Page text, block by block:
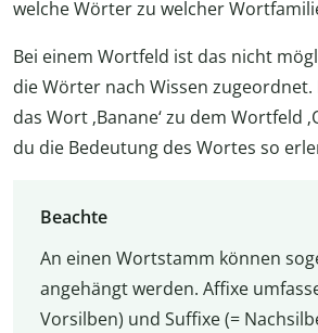
welche Wörter zu welcher
Bei einem Wortfeld ist das nicht
die Wörter nach Wissen zugeordnet.
das Wort ‚Banane‘ zu dem Wortfeld
du die Bedeutung des Wortes so
Beachte
An einen Wortstamm können
angehängt werden. Affixe
Vorsilben) und Suffixe (=